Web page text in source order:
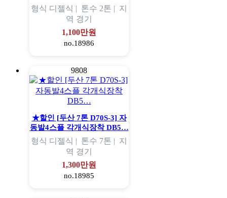
형식 디젤식 | 톤수 2톤 | 지
역 경기
1,100만원
no.18986
9808
★할인 [두산 7톤 D70S-3] 자
동발4스플 각개식장착 DB5…
형식 디젤식 | 톤수 7톤 | 지
역 경기
1,300만원
no.18985